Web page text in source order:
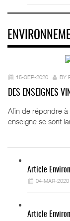
15-SEP-2020 BY
DES ENSEIGNES
Afin de répondre
enseigne se sont
Article
04-MAR-2020
Article